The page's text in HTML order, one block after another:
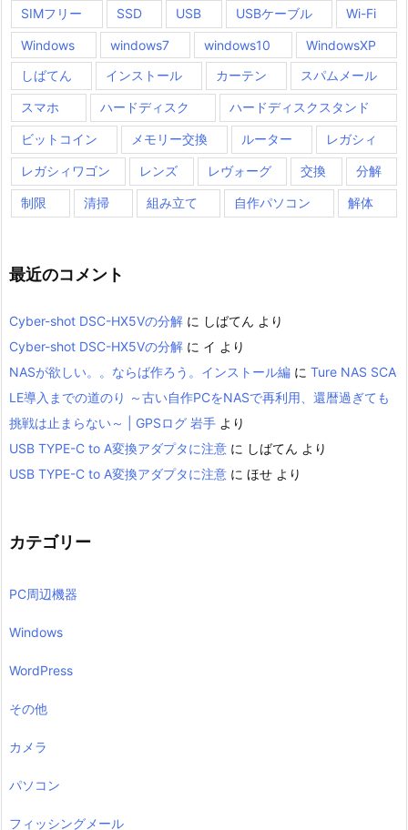
SIMフリー SSD USB USBケーブル Wi-Fi
Windows windows7 windows10
WindowsXP
しばてん
インストール カーテン スパムメール
スマホ ハードディスク ハードディスクスタンド
ビットコイン メモリー交換 ルーター レガシィ
レガシィワゴン レンズ レヴォーグ 交換 分解
制限 清掃 組み立て 自作パソコン 解体
最近のコメント
Cyber-shot DSC-HX5Vの分解 に しばてん より
Cyber-shot DSC-HX5Vの分解 に イ より
NASが欲しい。。ならば作ろう。インストール編 に Ture NAS SCA
LE導入までの道のり ～古い自作PCをNASで再利用、還暦過ぎても
挑戦は止まらない～ | GPSログ 岩手 より
USB TYPE-C to A変換アダプタに注意 に しばてん より
USB TYPE-C to A変換アダプタに注意 に ほせ より
カテゴリー
PC周辺機器
Windows
WordPress
その他
カメラ
パソコン
フィッシングメール